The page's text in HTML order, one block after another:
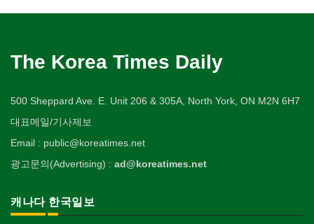
Veterinarian
Ophthalmologist
의사-외과
Surgeon
의사-치과
의사-가정의
개인지도-서예
개인지도-미술/사진
Private Lesson-Art/Photograph
Private Lesson-Ballet/Dance
Private Lesson-Flower Arrangement
개인지도-기타
보석감정사
인쇄
장의사
직업소개 에이전트
스테이징 홈
전기공사/수리
Electric Work
정원공사/조경
Roofing
자동차-판매/리스
자동차-견인
Towing
자동차-청소
Auto Cleaning
운동구/스포츠용품
취미/레저
Hobby/Leisure
태권도/무술
Taekwondo/Martial Arts
Spring Water/Water Purifier
Nursing Home
Sauna
Korean Businessmen's Association
Buddhist Temple
한국일보 본사 및 지국
한국정부기관
Korean Governmental Organization
한인회
Korean Cultural Association
Shoe Repair
ETC
아파트
The Korea Times Daily
500 Sheppard Ave. E. Unit 206 & 305A, North York, ON M2N 6H7
대표메일/기사제보
Email : public@koreatimes.net
광고문의(Advertising) : ad@koreatimes.net
캐나다 한국일보